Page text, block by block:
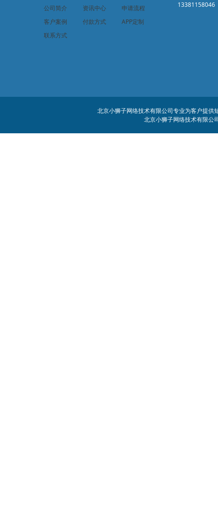
公司简介 资讯中心
申请流程
客户案例
付款方式
APP定制
联系方式
13381158046
北京小狮子网络技术有限公司专业为客户提
北京小狮子网络技术有限公